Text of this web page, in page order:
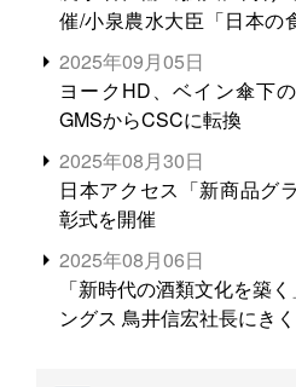
催/小泉農水大臣「日本の
る。米増産に向けて、米輸
2025年09月05日
ヨークHD、ベイン傘下
GMSからCSCに転換
2025年08月30日
日本アクセス「新商品グ
彰式を開催
2025年08月06日
「新時代の酒類文化を築
ングス 鳥井信宏社長にきく